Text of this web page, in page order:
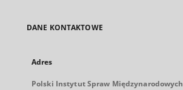
DANE KONTAKTOWE
Adres
Polski Instytut Spraw Międzynarodowych